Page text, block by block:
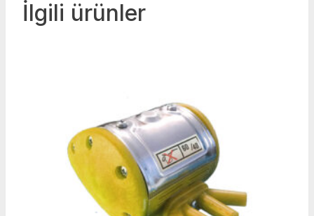
İlgili ürünler